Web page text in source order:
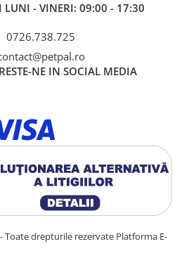
LUNI - VINERI: 09:00 - 17:30
0726.738.725
NE IN SOCIAL MEDIA
Toate drepturile rezervate Platforma E-